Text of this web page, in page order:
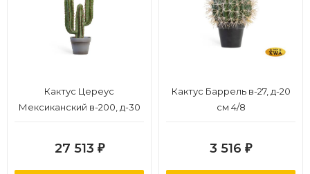
Кактус Цереус
Мексиканский в-200, д-30
27 513 ₽
Кактус Баррель в-27, д-20
см 4/8
3 516 ₽